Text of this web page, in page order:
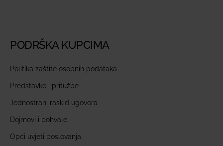
PODRŠKA KUPCIMA
Politika zaštite osobnih podataka
Predstavke i pritužbe
Jednostrani raskid ugovora
Dojmovi i pohvale
Opći uvjeti poslovanja